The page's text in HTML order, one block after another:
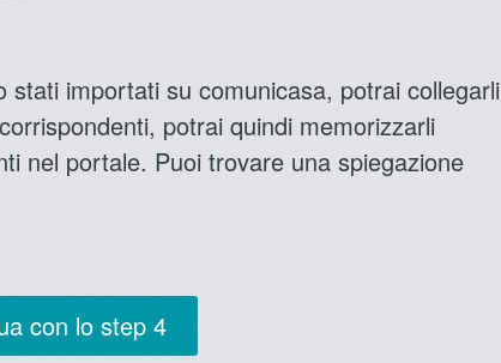
importati su comunicasa, potrai collegarli
potrai quindi memorizzarli
nel portale. Puoi trovare una spiegazione
con lo step 4